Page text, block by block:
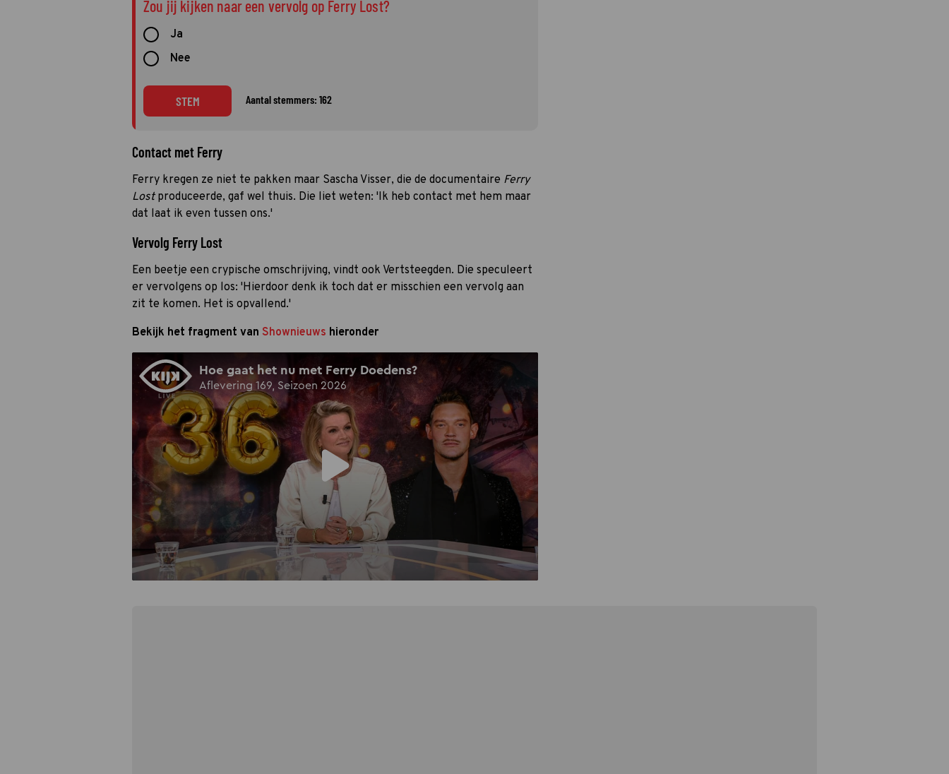
Zou jij kijken naar een vervolg op Ferry Lost?
Ja
Nee
STEM Aantal stemmers: 162
Contact met Ferry
Ferry kregen ze niet te pakken maar Sascha Visser, die de documentaire Ferry
Lostproduceerde, gaf wel thuis. Die liet weten: 'Ik heb contact met hem maar
dat laat ik even tussen ons.'
Vervolg Ferry Lost
Een beetje een crypische omschrijving, vindt ook Vertsteegden. Die speculeert
er vervolgens op los: 'Hierdoor denk ik toch dat er misschien een vervolg aan
zit te komen. Het is opvallend.'
Bekijk het fragment van Shownieuws hieronder